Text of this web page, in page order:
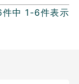
件中 1 -6件表示